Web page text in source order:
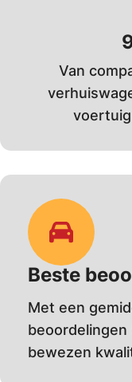
Van
Beste
Met een
bewezen